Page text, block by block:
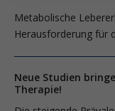
Metabolische
Herausforderung für
Neue Studien
Therapie!